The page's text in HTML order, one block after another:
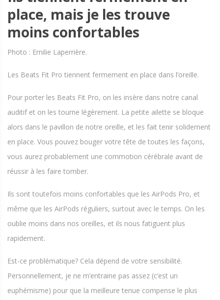
place, mais je les trouve
moins confortables
Photo : Emilie Laperrière.
Les Beats Fit Pro tiennent fermement en place dans l’oreille.
Pour porter les Beats Fit Pro, on les insère dans notre canal
auditif et on les tourne légèrement. La petite ailette se bloque
alors dans le pavillon de notre oreille, et les fait tenir solidement
en place. Vous pouvez bouger votre tête de toutes les façons,
vous aurez probablement une commotion cérébrale avant de
réussir à les faire tomber.
Ils sont toutefois moins confortables que les AirPods Pro, et
même que les AirPods réguliers, surtout avec le temps. On les
oublie moins dans nos oreilles, et ils nous fatiguent plus
rapidement.
Est-ce problématique? Cela dépend de votre sensibilité.
Personnellement, je ne m’entraine pas assez (c’est un
euphémisme) pour que la meilleure tenue compense le plus